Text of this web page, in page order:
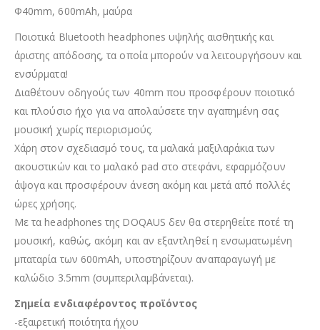
Φ40mm, 600mAh, μαύρα
Ποιοτικά Bluetooth headphones υψηλής αισθητικής και
άριστης απόδοσης, τα οποία μπορούν να λειτουργήσουν και
ενσύρματα!
Διαθέτουν οδηγούς των 40mm που προσφέρουν ποιοτικό
και πλούσιο ήχο για να απολαύσετε την αγαπημένη σας
μουσική χωρίς περιορισμούς.
Χάρη στον σχεδιασμό τους, τα μαλακά μαξιλαράκια των
ακουστικών και το μαλακό pad στο στεφάνι, εφαρμόζουν
άψογα και προσφέρουν άνεση ακόμη και μετά από πολλές
ώρες χρήσης.
Με τα headphones της DOQAUS δεν θα στερηθείτε ποτέ τη
μουσική, καθώς, ακόμη και αν εξαντληθεί η ενσωματωμένη
μπαταρία των 600mAh, υποστηρίζουν αναπαραγωγή με
καλώδιο 3.5mm (συμπεριλαμβάνεται).
Σημεία ενδιαφέροντος προϊόντος
-εξαιρετική ποιότητα ήχου